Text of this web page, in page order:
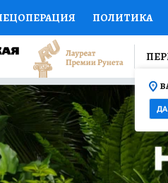
ПОЛИТИКА
СПОРТ
ДОКТОР ФИНАНСЫ
НА СПОРТ
ТЕЛЕВИЗОР
ДА